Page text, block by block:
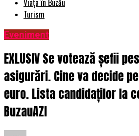
Viața în Buzău
Turism
Eveniment
EXLUSIV Se votează șefii
asigurări. Cine va decide
euro. Lista candidaților la
BuzauAZI